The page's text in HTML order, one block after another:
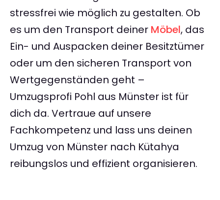
stressfrei wie möglich zu gestalten. Ob
es um den Transport deiner Möbel, das
Ein- und Auspacken deiner Besitztümer
oder um den sicheren Transport von
Wertgegenständen geht –
Umzugsprofi Pohl aus Münster ist für
dich da. Vertraue auf unsere
Fachkompetenz und lass uns deinen
Umzug von Münster nach Kütahya
reibungslos und effizient organisieren.